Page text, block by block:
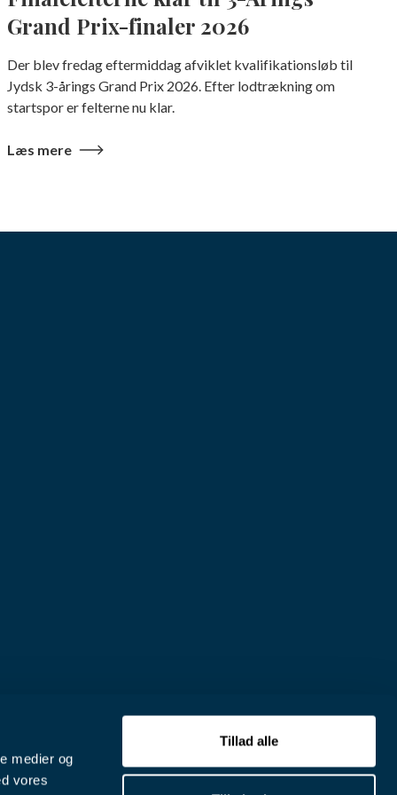
medier og
vores
Tillad alle
Grand Prix-finaler 2026
Der blev fredag eftermiddag afviklet kvalifikationsløb til
Jydsk 3-årings Grand Prix 2026. Efter lodtrækning om
startspor er felterne nu klar.
Læs mere